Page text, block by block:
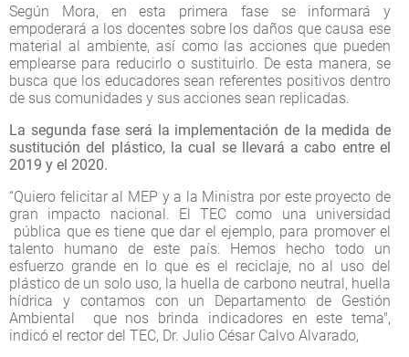
Según Mora, en esta primera fase se informará y
empoderará a los docentes sobre los daños que causa ese
material al ambiente, así como las acciones que pueden
emplearse para reducirlo o sustituirlo. De esta manera, se
busca que los educadores sean referentes positivos dentro
de sus comunidades y sus acciones sean replicadas.
La segunda fase será la implementación de la medida de
sustitución del plástico, la cual se llevará a cabo entre el
2019 y el 2020.
“Quiero felicitar al MEP y a la Ministra por este proyecto de
gran impacto nacional. El TEC como una universidad
pública que es tiene que dar el ejemplo, para promover el
talento humano de este país. Hemos hecho todo un
esfuerzo grande en lo que es el reciclaje, no al uso del
plástico de un solo uso, la huella de carbono neutral, huella
hídrica y contamos con un Departamento de Gestión
Ambiental que nos brinda indicadores en este tema",
indicó el rector del TEC, Dr. Julio César Calvo Alvarado,